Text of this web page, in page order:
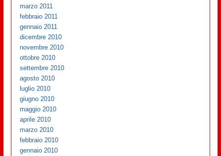
marzo 2011
febbraio 2011
gennaio 2011
dicembre 2010
novembre 2010
ottobre 2010
settembre 2010
agosto 2010
luglio 2010
giugno 2010
maggio 2010
aprile 2010
marzo 2010
febbraio 2010
gennaio 2010